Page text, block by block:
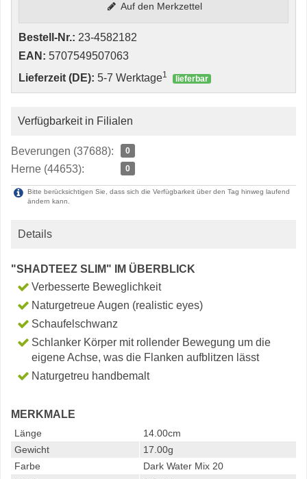
Auf den Merkzettel
Bestell-Nr.: 23-4582182
EAN: 5707549507063
Lieferzeit (DE): 5-7 Werktage1 lieferbar
Verfügbarkeit in Filialen
Beverungen (37688): 0
Herne (44653): 0
Bitte berücksichtigen Sie, dass sich die Verfügbarkeit über den Tag hinweg laufend
ändern kann.
Details
"SHADTEEZ SLIM" IM ÜBERBLICK
Verbesserte Beweglichkeit
Naturgetreue Augen (realistic eyes)
Schaufelschwanz
Schlanker Körper mit rollender Bewegung um die
eigene Achse, was die Flanken aufblitzen lässt
Naturgetreu handbemalt
MERKMALE
Länge
14.00cm
Gewicht
17.00g
Farbe
Dark Water Mix 20